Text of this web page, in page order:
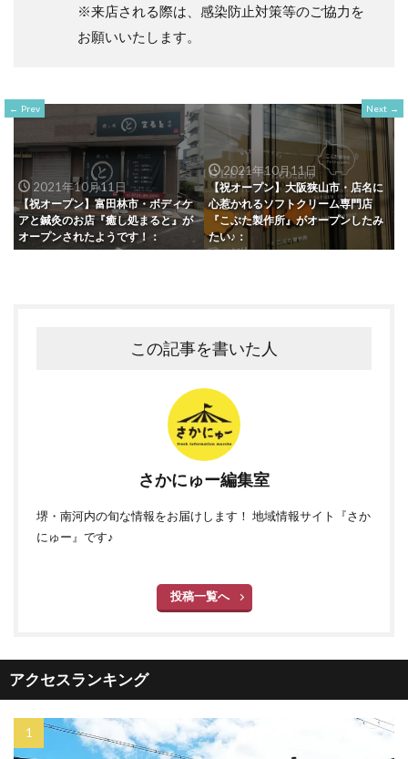
※来店される際は、感染防止対策等のご協力を
お願いいたします。
Prev
2021年10月11日
【祝オープン】富田林市・ボディケ
アと鍼灸のお店『癒し処まると』が
オープンされたようです！：
Next
2021年10月11日
【祝オープン】大阪狭山市・店名に
心惹かれるソフトクリーム専門店
『こぶた製作所』がオープンしたみ
たい♪：
この記事を書いた人
さかにゅー編集室
堺・南河内の旬な情報をお届けします！ 地域情報サイト『さか
にゅー』です♪
投稿一覧へ
アクセスランキング